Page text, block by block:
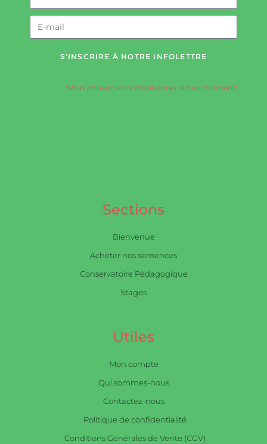
S'INSCRIRE À NOTRE INFOLETTRE
*Vous pouvez vous désabonner à tout moment!
Sections
Bienvenue
Acheter nos semences
Conservatoire Pédagogique
Stages
Utiles
Mon compte
Qui sommes-nous
Contactez-nous
Politique de confidentialité
Conditions Générales de Vente (CGV)